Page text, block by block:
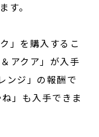
す。
」を購入するこ
アクア」が入手
ンジ」の報酬で
」も入手できま